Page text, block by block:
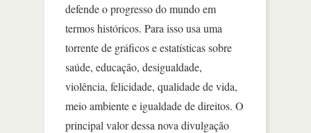
defende o progresso do mundo em
termos históricos. Para isso usa uma
torrente de gráficos e estatísticas sobre
saúde, educação, desigualdade,
violência, felicidade, qualidade de vida,
meio ambiente e igualdade de direitos. O
principal valor dessa nova divulgação